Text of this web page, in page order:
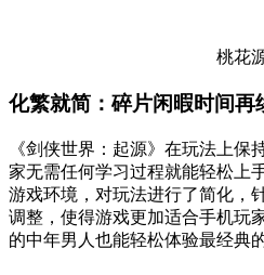
桃花
化繁就简：碎片闲暇时间再
《剑侠世界：起源》在玩法上保
家无需任何学习过程就能轻松上
游戏环境，对玩法进行了简化，
调整，使得游戏更加适合手机玩
的中年男人也能轻松体验最经典